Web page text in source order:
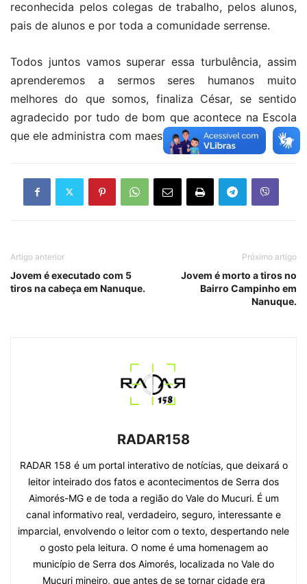
reconhecida pelos colegas de trabalho, pelos alunos,
pais de alunos e por toda a comunidade serrense.
Todos juntos vamos superar essa turbulência, assim
aprenderemos a sermos seres humanos muito
melhores do que somos, finaliza César, se sentido
agradecido por tudo de bom que acontece na Escola
que ele administra com maestria.
Artigo anterior
Jovem é executado com 5
tiros na cabeça em Nanuque.
Próximo artigo
Jovem é morto a tiros no
Bairro Campinho em
Nanuque.
RADAR158
RADAR 158 é um portal interativo de notícias, que deixará o
leitor inteirado dos fatos e acontecimentos de Serra dos
Aimorés-MG e de toda a região do Vale do Mucuri. É um
canal informativo real, verdadeiro, seguro, interessante e
imparcial, envolvendo o leitor com o texto, despertando nele
o gosto pela leitura. O nome é uma homenagem ao
município de Serra dos Aimorés, localizada no Vale do
Mucuri mineiro, que antes de se tornar cidade era